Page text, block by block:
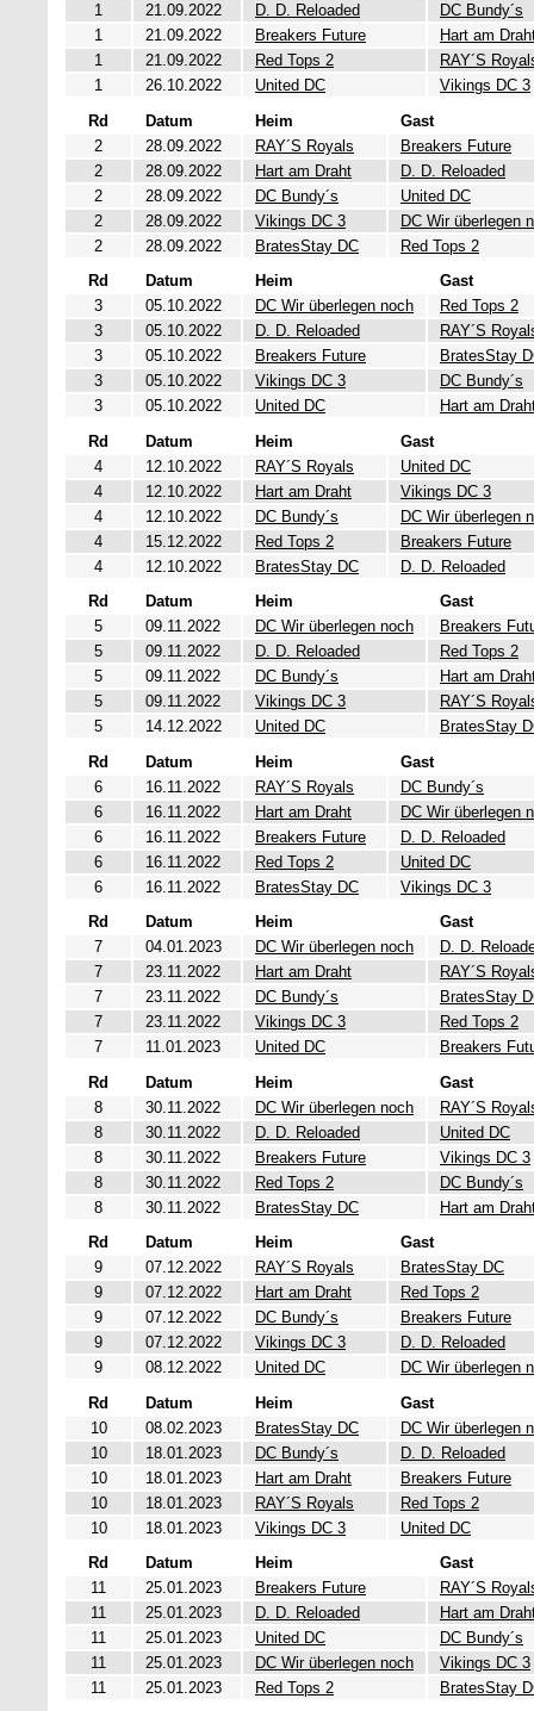
1
21.09.2022 D. D. Reloaded
DC Bundy´s
1
21.09.2022 Breakers Future
Hart am
1
21.09.2022 Red Tops 2
RAY´S
1
26.10.2022 United DC
Vikings DC 3
Rd
Datum Heim
Gast
2
28.09.2022 RAY´S Royals
Breakers Future
2
28.09.2022 Hart am Draht
D. D. Reloaded
2
28.09.2022 DC Bundy´s
United DC
2
28.09.2022 Vikings DC 3
DC Wir überlegen
2
28.09.2022 BratesStay DC
Red Tops 2
Rd
Datum Heim
Gast
3
05.10.2022 DC Wir überlegen noch
Red Tops 2
3
05.10.2022 D. D. Reloaded
RAY´S
3
05.10.2022 Breakers Future
BratesStay
3
05.10.2022 Vikings DC 3
DC Bundy´s
3
05.10.2022 United DC
Hart am
Rd
Datum Heim
Gast
4
12.10.2022 RAY´S Royals
United DC
4
12.10.2022 Hart am Draht
Vikings DC 3
4
12.10.2022 DC Bundy´s
DC Wir überlegen
4
15.12.2022 Red Tops 2
Breakers Future
4
12.10.2022 BratesStay DC
D. D. Reloaded
Rd
Datum Heim
Gast
5
09.11.2022 DC Wir überlegen noch
Breakers
5
09.11.2022 D. D. Reloaded
Red Tops 2
5
09.11.2022 DC Bundy´s
Hart am
5
09.11.2022 Vikings DC 3
RAY´S
5
14.12.2022 United DC
BratesStay
Rd
Datum Heim
Gast
6
16.11.2022 RAY´S Royals
DC Bundy´s
6
16.11.2022 Hart am Draht
DC Wir überlegen
6
16.11.2022 Breakers Future
D. D. Reloaded
6
16.11.2022 Red Tops 2
United DC
6
16.11.2022 BratesStay DC
Vikings DC 3
Rd
Datum Heim
Gast
7
04.01.2023 DC Wir überlegen noch
D. D.
7
23.11.2022 Hart am Draht
RAY´S
7
23.11.2022 DC Bundy´s
BratesStay
7
23.11.2022 Vikings DC 3
Red Tops 2
7
11.01.2023 United DC
Breakers
Rd
Datum Heim
Gast
8
30.11.2022 DC Wir überlegen noch
RAY´S
8
30.11.2022 D. D. Reloaded
United DC
8
30.11.2022 Breakers Future
Vikings DC 3
8
30.11.2022 Red Tops 2
DC Bundy´s
8
30.11.2022 BratesStay DC
Hart am
Rd
Datum Heim
Gast
9
07.12.2022 RAY´S Royals
BratesStay DC
9
07.12.2022 Hart am Draht
Red Tops 2
9
07.12.2022 DC Bundy´s
Breakers Future
9
07.12.2022 Vikings DC 3
D. D. Reloaded
9
08.12.2022 United DC
DC Wir überlegen
Rd
Datum Heim
Gast
10
08.02.2023 BratesStay DC
DC Wir überlegen
10
18.01.2023 DC Bundy´s
D. D. Reloaded
10
18.01.2023 Hart am Draht
Breakers Future
10
18.01.2023 RAY´S Royals
Red Tops 2
10
18.01.2023 Vikings DC 3
United DC
Rd
Datum Heim
Gast
11
25.01.2023 Breakers Future
RAY´S
11
25.01.2023 D. D. Reloaded
Hart am
11
25.01.2023 United DC
DC Bundy´s
11
25.01.2023 DC Wir überlegen noch
Vikings DC 3
11
25.01.2023 Red Tops 2 BratesStay